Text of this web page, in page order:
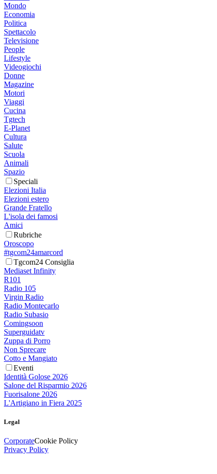
Mondo
Economia
Politica
Spettacolo
Televisione
People
Lifestyle
Videogiochi
Donne
Magazine
Motori
Viaggi
Cucina
Tgtech
E-Planet
Cultura
Salute
Scuola
Animali
Spazio
Speciali
Elezioni Italia
Elezioni estero
Grande Fratello
L'isola dei famosi
Amici
Rubriche
Oroscopo
#tgcom24amarcord
Tgcom24 Consiglia
Mediaset Infinity
R101
Radio 105
Virgin Radio
Radio Montecarlo
Radio Subasio
Comingsoon
Superguidatv
Zuppa di Porro
Non Sprecare
Cotto e Mangiato
Eventi
Identità Golose 2026
Salone del Risparmio 2026
Fuorisalone 2026
L'Artigiano in Fiera 2025
Legal
CorporateCookie Policy
Privacy Policy